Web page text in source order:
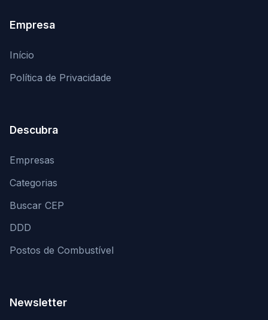
Empresa
Início
Política de Privacidade
Descubra
Empresas
Categorias
Buscar CEP
DDD
Postos de Combustível
Newsletter